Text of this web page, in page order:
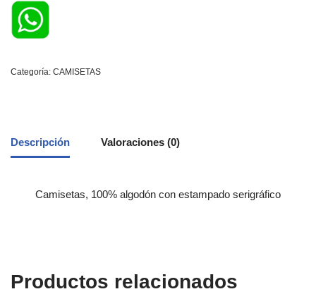
Categoría: CAMISETAS
Descripción Valoraciones (0)
Camisetas, 100% algodón con estampado serigráfico
Productos relacionados